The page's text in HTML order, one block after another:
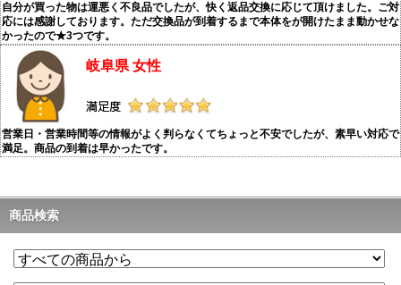
自分が買った物は運悪く不良品でしたが、快く返品交換に応じて頂けました。ご対
応には感謝しております。ただ交換品が到着するまで本体をが開けたまま動かせな
かったので★3つです。
岐阜県 女性
営業日・営業時間等の情報がよく判らなくてちょっと不安でしたが、素早い対応で
満足。商品の到着は早かったです。
商品検索